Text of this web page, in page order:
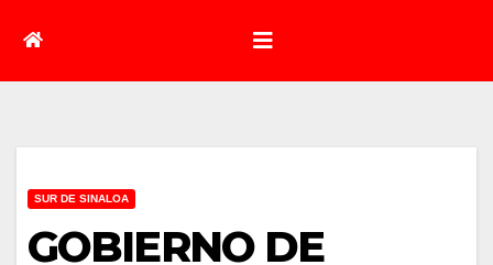
SUR DE SINALOA
GOBIERNO DE